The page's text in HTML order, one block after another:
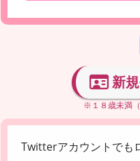
新規
※１８歳未満
Twitterアカウントでも